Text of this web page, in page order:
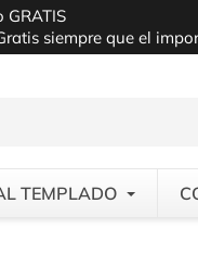
GRATIS
siempre que el
TEMPLADO